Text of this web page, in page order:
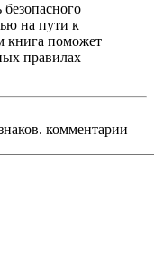
на пути к
книга поможет
правилах
комментарии